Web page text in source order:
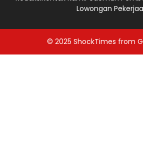
Lowongan
© 2025 ShockTimes from